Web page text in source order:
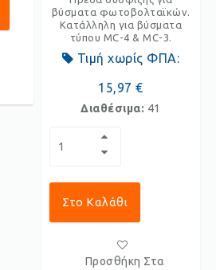
βύσματα φωτοβολταϊκών.
Κατάλληλη για βύσματα
τύπου MC-4 & MC-3.
Τιμή χωρίς ΦΠΑ:
15,97 €
Διαθέσιμα: 41
Στο Καλάθι
Προσθήκη Στα